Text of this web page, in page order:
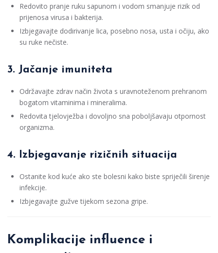
Redovito pranje ruku sapunom i vodom smanjuje rizik od
prijenosa virusa i bakterija.
Izbjegavajte dodirivanje lica, posebno nosa, usta i očiju, ako
su ruke nečiste.
3. Jačanje imuniteta
Održavajte zdrav način života s uravnoteženom prehranom
bogatom vitaminima i mineralima.
Redovita tjelovježba i dovoljno sna poboljšavaju otpornost
organizma.
4. Izbjegavanje rizičnih situacija
Ostanite kod kuće ako ste bolesni kako biste spriječili širenje
infekcije.
Izbjegavajte gužve tijekom sezona gripe.
Komplikacije influence i